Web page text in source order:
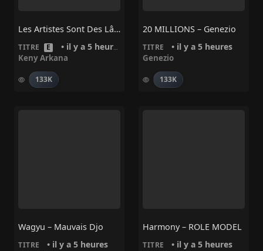
Les Artistes Sont Des Lâches – Keny Arkana
TITRE E • il y a 5 heures
Keny Arkana
133K
20 MILLIONS – Genezio
TITRE • il y a 5 heures
Genezio
133K
Wagyu – Mauvais Djo
TITRE • il y a 5 heures
Harmony – ROLE MODEL
TITRE • il y a 5 heures